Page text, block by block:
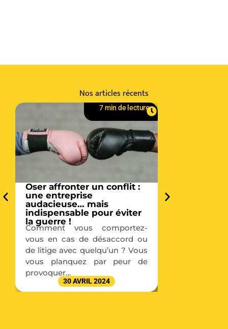
Nos articles récents
7 min de lecture
Oser affronter un conflit :
une entreprise
audacieuse… mais
indispensable pour éviter
la guerre !
Comment vous comportez-
vous en cas de désaccord ou
de litige avec quelqu’un ? Vous
vous planquez par peur de
provoquer…
30 AVRIL 2024